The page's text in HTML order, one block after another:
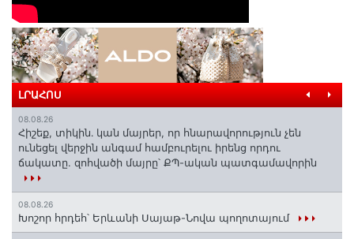
ԼՐԱՀՈՍ
08.08.26
Հիշեք, տիկին․ կան մայրեր, որ հնարավորություն չեն
ունեցել վերջին անգամ համբուրելու իրենց որդու
ճակատը. զոհվածի մայրը՝ ՔՊ-ական պատգամավորին
08.08.26
Խոշոր հրդեհ՝ Երևանի Սայաթ-Նովա պողոտայում